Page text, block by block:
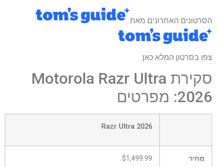
הסרטונים האחרונים מאת
צפו בסרטון המלא כאן:
סקירת Motorola Razr Ultra
2026: מפרטים
–
תא
Razr Ultra 2026
מְחִיר $1,499.99